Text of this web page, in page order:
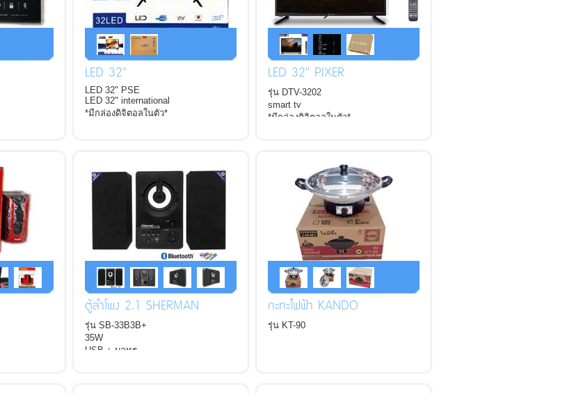
LED 32"
LED 32" PSE
LED 32" international
*มีกล่องดิจิตอลในตัว*
LED 32" PIXER
รุ่น DTV-3202
smart tv
*มีกล่องดิจิตอลในตัว*
ตู้ลำโพง 2.1 SHERMAN
รุ่น SB-33B3B+
35W
USB + บลูทูธ
กะทะไฟฟ้า KANDO
รุ่น KT-90